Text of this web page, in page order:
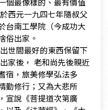
西元一九四七年隨叔父
台南工學院（今成功大
俗出家。
世間最好的東西保留下
家後， 老和尚先後親近
宿，旅美修學弘法多
勤修行；又為大悲所
宣說《菩提道次第廣